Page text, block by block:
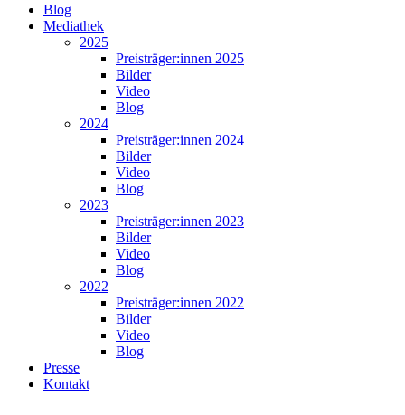
Blog
Mediathek
2025
Preisträger:innen 2025
Bilder
Video
Blog
2024
Preisträger:innen 2024
Bilder
Video
Blog
2023
Preisträger:innen 2023
Bilder
Video
Blog
2022
Preisträger:innen 2022
Bilder
Video
Blog
Presse
Kontakt